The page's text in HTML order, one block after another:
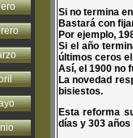
Si no termina
Bastará con
Por ejemplo,
Si el año
últimos ceros
Así, el 1900 no
La novedad
bisiestos.
Esta reforma
días y 303